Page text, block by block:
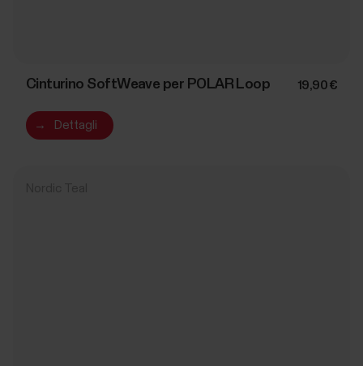
Cinturino SoftWeave per POLAR Loop 19,90 €
→ Dettagli